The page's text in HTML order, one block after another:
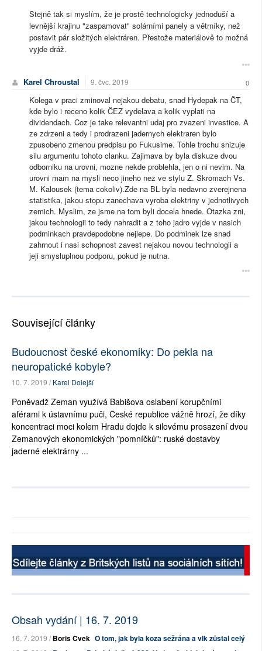
Stejně tak si myslím, že je prostě technologicky jednoduší a
levnější krajinu "zaspamovat" solárními panely a větrníky, než
postavit pár složitých elektráren. Přestože materiálově to možná
vyjde dráž.
Karel Chroustal 9. čvc. 2019 0
Kolega v praci zminoval nejakou debatu, snad Hydepak na ČT,
kde bylo i receno kolik ČEZ vydelava a kolik vyplati na
dividendach. Coz je take relevantni udaj pro zvazeni investice. A
ze zdrzeni a tedy i prodrazeni jadernych elektraren bylo
zpusobeno zmenou predpisu po Fukusime. Tohle trochu snizuje
silu argumentu tohoto clanku. Zajimava by byla diskuze dvou
odborniku na urovni, mozne nekde problehla, jen o ni nevim. Na
urovni mam na mysli neco jineho nez ve stylu Z. Skromach Vs.
M. Kalousek (tema cokoliv).Zde na BL byla nedavno zverejnena
statistika, jakou stopu zanechava vyroba elektriny v jednotlivych
zemich. Myslim, ze jsme na tom byli docela hnede. Otazka zni,
jakou technologii to tedy nahradit a z toho jadro vyjde v nasich
podminkach pravdepodobne nejlepe. Do podminek lze snad
zahrnout i nasi schopnost zavest nejakou novou technologii a
jeji smysluplnou podporu, pokud je nutna.
Související články
Budoucnost české ekonomiky: Do pekla na
neuropatické kobyle?
10. 7. 2019 /Karel Dolejší
Poněvadž Zeman využívá Babišova oslabení korupčními
aférami k ústavnímu puči, České republice vážně hrozí, že díky
koncentraci moci kolem Hradu dojde k silovému prosazení dvou
Zemanových ekonomických "pomníčků": ruské dostavby
jaderné elektrárny ...
Obsah vydání | 16. 7. 2019
16. 7. 2019 /Boris Cvek O tom, jak byla koza sežrána a vlk zůstal celý